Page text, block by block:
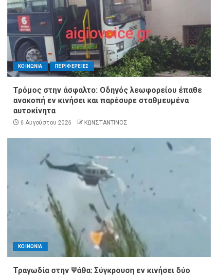
ΚΟΙΝΩΝΙΑ ΠΕΡΙΦΕΡΕΙΕΣ
Τρόμος στην άσφαλτο: Οδηγός λεωφορείου έπαθε
ανακοπή εν κινήσει και παρέσυρε σταθμευμένα
αυτοκίνητα
6 Αυγούστου 2026 ΚΩΝΣΤΑΝΤΙΝΟΣ
ΚΟΙΝΩΝΙΑ
Τραγωδία στην Ψάθα: Σύγκρουση εν κινήσει δύο